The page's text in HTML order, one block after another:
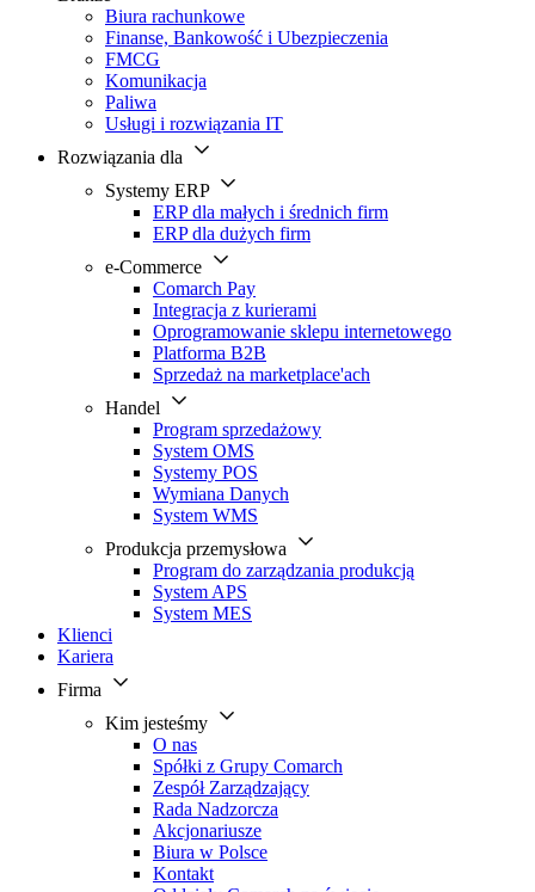
Biura rachunkowe
Finanse, Bankowość i Ubezpieczenia
FMCG
Komunikacja
Paliwa
Usługi i rozwiązania IT
Rozwiązania dla
Systemy ERP
ERP dla małych i średnich firm
ERP dla dużych firm
e-Commerce
Comarch Pay
Integracja z kurierami
Oprogramowanie sklepu internetowego
Platforma B2B
Sprzedaż na marketplace'ach
Handel
Program sprzedażowy
System OMS
Systemy POS
Wymiana Danych
System WMS
Produkcja przemysłowa
Program do zarządzania produkcją
System APS
System MES
Klienci
Kariera
Firma
Kim jesteśmy
O nas
Spółki z Grupy Comarch
Zespół Zarządzający
Rada Nadzorcza
Akcjonariusze
Biura w Polsce
Kontakt